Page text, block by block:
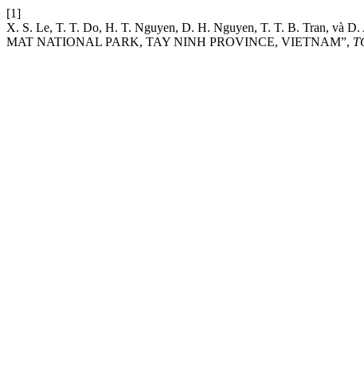
[1]
X. S. Le, T. T. Do, H. T. Nguyen, D. H. Nguyen, T. T. B. Tran,
MAT NATIONAL PARK, TAY NINH PROVINCE, VIETNAM”,